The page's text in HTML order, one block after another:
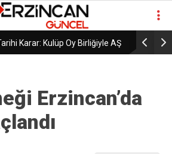
Geleceği 5 Temmuz’da
Erzincan’da